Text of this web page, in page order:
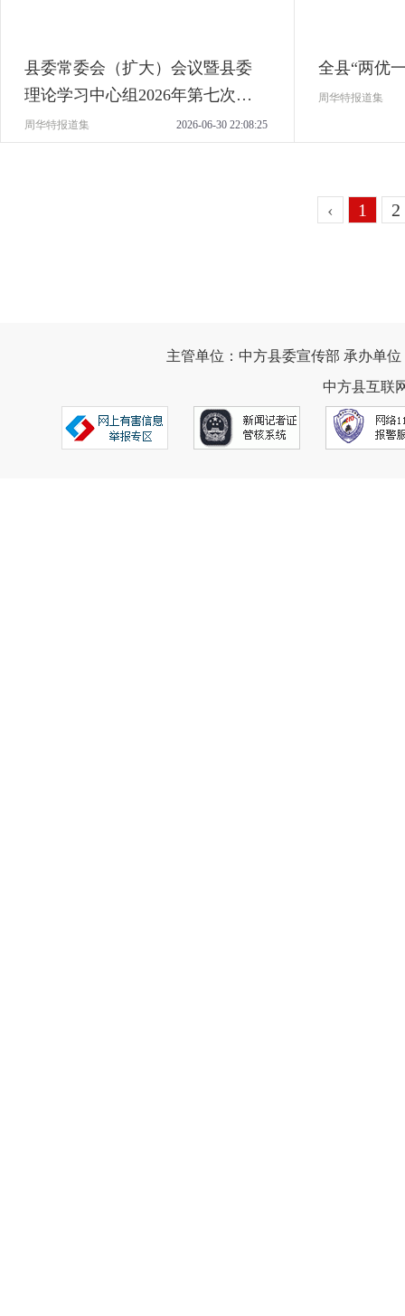
县委常委会（扩大）会议暨县委
理论学习中心组2026年第七次集
体学习举行
周华特报道集 2026-06-30 22:08:25
全县“两优
周华特报道集
‹ 1 2
主管单位：中方县委宣传部 承办单
中方县互联